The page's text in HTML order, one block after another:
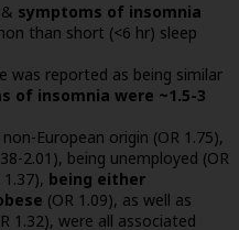
symptoms of insomnia
than short (<6 hr) sleep
was reported as being similar
of insomnia were ~1.5-3
European origin (OR 1.75),
2.01), being unemployed (OR
being either
(OR 1.09), as well as
1.32), were all associated